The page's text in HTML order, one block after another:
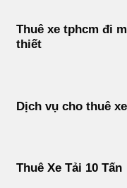
Thuê xe tphcm đi
thiết
Dịch vụ cho thuê
Thuê Xe Tải 10 Tấn